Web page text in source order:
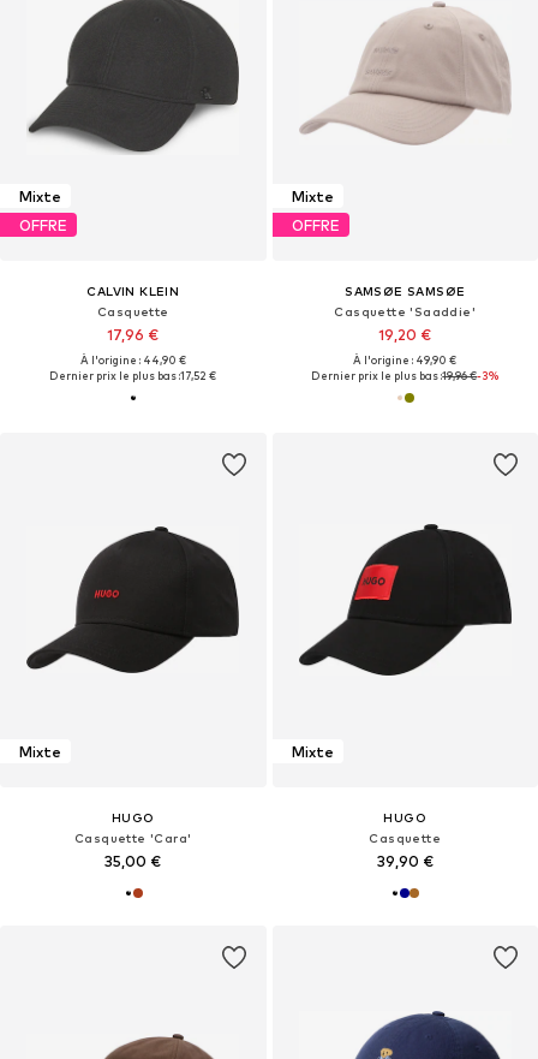
Mixte
OFFRE
CALVIN KLEIN
Casquette
17,96 €
À l'origine : 44,90 €
Dernier prix le plus bas :17,52 €
Mixte
OFFRE
SAMSØE SAMSØE
Casquette 'Saaddie'
19,20 €
À l'origine : 49,90 €
Dernier prix le plus bas :19,96 €-3%
Mixte
HUGO
Casquette 'Cara'
35,00 €
Mixte
HUGO
Casquette
39,90 €